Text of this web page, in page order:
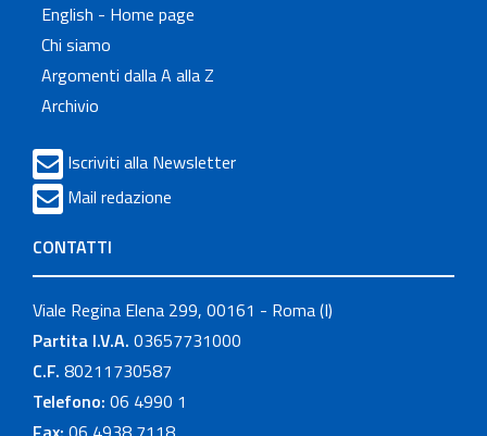
English - Home page
Chi siamo
Argomenti dalla A alla Z
Archivio
Iscriviti alla Newsletter
Mail redazione
CONTATTI
Viale Regina Elena 299, 00161 - Roma (I)
Partita I.V.A. 03657731000
C.F. 80211730587
Telefono: 06 4990 1